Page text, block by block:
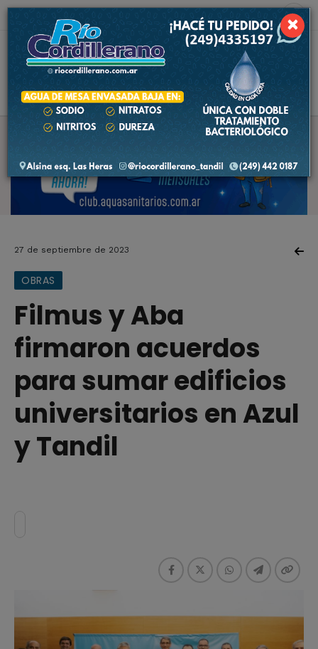
4.7 ºC
27 de septiembre de 2023
OBRAS
Filmus y Aba
firmaron acuerdos
para sumar edificios
universitarios en Azul
y Tandil
×